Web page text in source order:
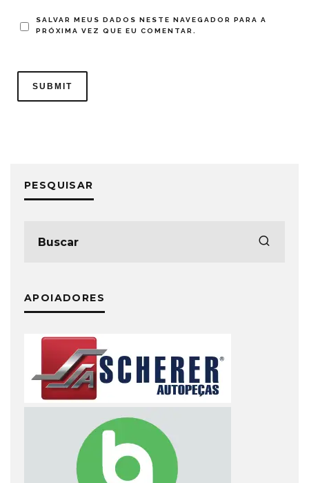
SALVAR MEUS DADOS NESTE NAVEGADOR PARA A
PRÓXIMA VEZ QUE EU COMENTAR.
PESQUISAR
APOIADORES